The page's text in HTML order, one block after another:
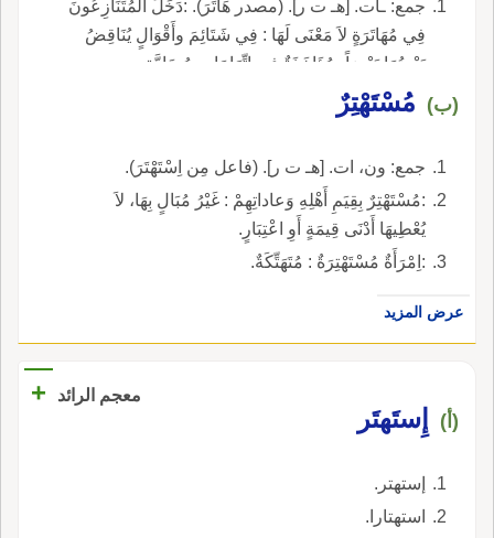
جمع: ـات. [هـ ت ر]. (مصدر هَاتَرَ). :دَخَلَ الْمُتَنَازِعُونَ
فِي مُهَاتَرَةٍ لاَ مَعْنَى لَهَا : فِي شَتَائِمَ وأَقْوَالٍ يُنَاقِضُ
بَعْضُهَا بَعْضاً، مُؤَاخَذَةٌ فِي اتِّهَامَاتٍ مُضَادَّةٍ.
(ب) مُسْتَهْتِرٌ
جمع: ون، ات. [هـ ت ر]. (فاعل مِن اِسْتَهْتَرَ).
:مُسْتَهْتِرٌ بِقِيَمِ أَهْلِهِ وَعاداتِهِمْ : غَيْرُ مُبَالٍ بِهَا، لاَ
يُعْطِيهَا أَدْنَى قِيمَةٍ أَوِ اعْتِبَارٍ.
:اِمْرَأَةٌ مُسْتَهْتِرَةٌ : مُتَهَتِّكَةٌ.
عرض المزيد
معجم الرائد +
(أ) إِستَهتَر
إستهتر.
استهتارا.